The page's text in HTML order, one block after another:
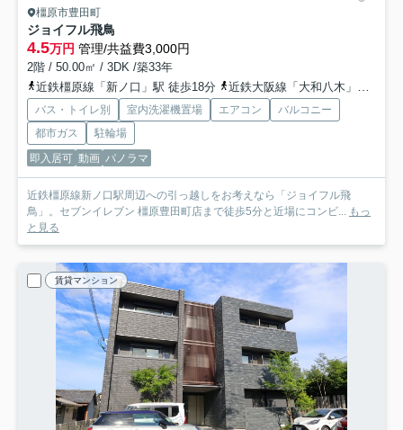
橿原市豊田町
ジョイフル飛鳥
4.5万円 管理/共益費3,000円
2階 / 50.00㎡ / 3DK /築33年
近鉄橿原線「新ノ口」駅 徒歩18分
近鉄大阪線「大和八木」駅 徒歩19分
バス・トイレ別 室内洗濯機置場 エアコン
バルコニー
都市ガス
駐輪場
即入居可 動画 パノラマ
近鉄橿原線新ノ口駅周辺への引っ越しをお考えなら「ジョイフル飛
鳥」。セブンイレブン 橿原豊田町店まで徒歩5分と近場にコンビ...
もっ
と見る
賃貸マンション